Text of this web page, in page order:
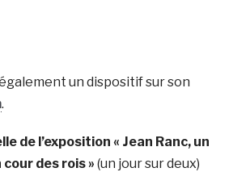
un dispositif sur son
.
de l’exposition « Jean Ranc, un
des rois » (un jour sur deux)